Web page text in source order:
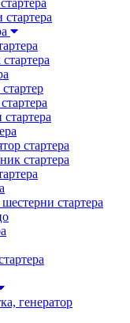
стартера
стартера
стартера
генератор